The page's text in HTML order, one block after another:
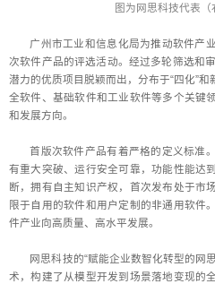
图为网思科技代表（
广州市工业和信息化局为推动软件产
次软件产品的评选活动。经过多轮筛选和
潜力的优质项目脱颖而出，分布于“四化”
全软件、基础软件和工业软件等多个关键
和发展方向。
首版次软件产品有着严格的定义标准
有重大突破、运行安全可靠，功能性能达
断，拥有自主知识产权，首次发布处于市
限于自用的软件和用户定制的非通用软件
件产业向高质量、高水平发展。
网思科技的“赋能企业数智化转型的网
术，构建了从模型开发到场景落地变现的